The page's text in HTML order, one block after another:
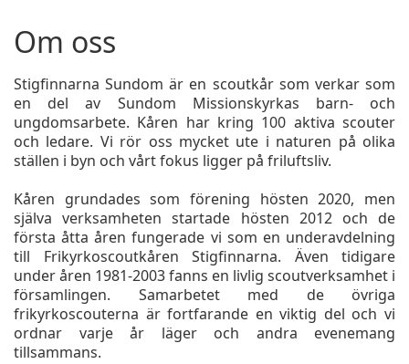
Om oss
Stigfinnarna Sundom är en scoutkår som verkar som
en del av Sundom Missionskyrkas barn- och
ungdomsarbete. Kåren har kring 100 aktiva scouter
och ledare. Vi rör oss mycket ute i naturen på olika
ställen i byn och vårt fokus ligger på friluftsliv.
Kåren grundades som förening hösten 2020, men
själva verksamheten startade hösten 2012 och de
första åtta åren fungerade vi som en underavdelning
till Frikyrkoscoutkåren Stigfinnarna. Även tidigare
under åren 1981-2003 fanns en livlig scoutverksamhet i
församlingen. Samarbetet med de övriga
frikyrkoscouterna är fortfarande en viktig del och vi
ordnar varje år läger och andra evenemang
tillsammans.